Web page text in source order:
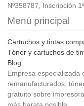
Nº358787, Inscripción 1ª
Menú principal
Cartuchos y tintas
Tóner y cartuchos de
Blog
Empresa especializada
remanufacturados,
gratuito sobre